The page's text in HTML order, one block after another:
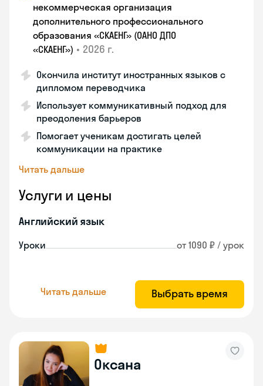
некоммерческая организация
дополнительного профессионального
образования «СКАЕНГ» (ОАНО ДПО
«СКАЕНГ») • 2026 г.
Окончила институт иностранных языков с
дипломом переводчика
Использует коммуникативный подход для
преодоления барьеров
Помогает ученикам достигать целей
коммуникации на практике
Читать дальше
Услуги и цены
Английский язык
Уроки от 1090 ₽ / урок
Читать дальше Выбрать время
Оксана